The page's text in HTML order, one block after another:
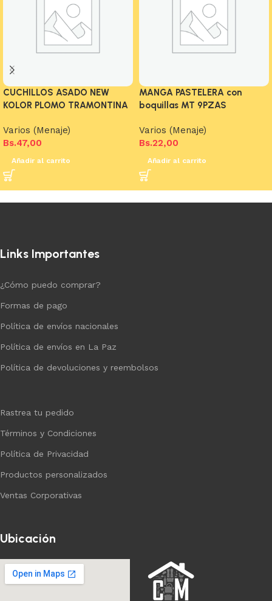
CUCHILLOS ASADO NEW
KOLOR PLOMO TRAMONTINA
Varios (Menaje)
Bs.47,00
Añadir al carrito
MANGA PASTELERA con
boquillas MT 9PZAS
Varios (Menaje)
Bs.22,00
Añadir al carrito
Links Importantes
¿Cómo puedo comprar?
Formas de pago
Política de envíos nacionales
Política de envíos en La Paz
Política de devoluciones y reembolsos
Rastrea tu pedido
Términos y Condiciones
Política de Privacidad
Productos personalizados
Ventas Corporativas
Ubicación